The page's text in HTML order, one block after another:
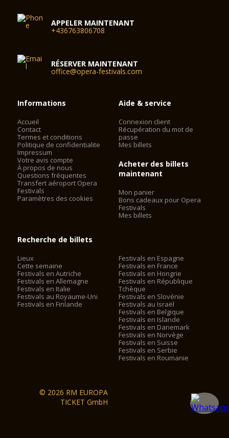
APPELER MAINTENANT
+436763806708
RÉSERVER MAINTENANT
office@opera-festivals.com
Informations
Accueil
Contact
Termes et conditions
Politique de confidentialite
Impressum
Votre avis compte
À propos de nous
Questions fréquentes
Transfert aéroport Opera
Festivals
Paramètres des cookies
Aide & service
Connexion client
Récupération du mot de
passe
Mes billets
Acheter des billets
maintenant
Mon panier
Bons cadeaux pour Opera
Festivals
Mes billets
Recherche de billets
Lieux
Cette semaine
Festivals en Autriche
Festivals en Allemagne
Festivals en Italie
Festivals au Royaume-Uni
Festivals en Finlande
Festivals en Espagne
Festivals en France
Festivals en Hongrie
Festivals en République
Tchèque
Festivals en Slovénie
Festivals au Israël
Festivals en Belgique
Festivals en Islande
Festivals en Danemark
Festivals en Norvège
Festivals en Suisse
Festivals en Serbie
Festivals en Roumanie
© 2026 RM EUROPA
TICKET GmbH